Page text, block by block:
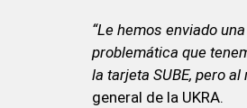
“Le hemos enviado
problemática que
la tarjeta SUBE, pero
general de la UKRA.